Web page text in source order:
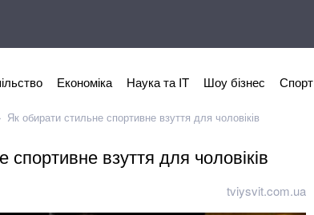
Економіка Наука та IT Шоу бізнес Спорт
Як обирати стильне спортивне взуття для чоловіків
взуття для чоловіків
tviysvit.com.ua